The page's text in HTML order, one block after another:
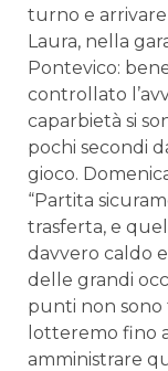
turno e
Laura, nella
Pontevico:
controllato
caparbietà si
pochi secondi
gioco.
“Partita
trasferta, e
davvero caldo
delle grandi
punti non sono
lotteremo fino
amministrare